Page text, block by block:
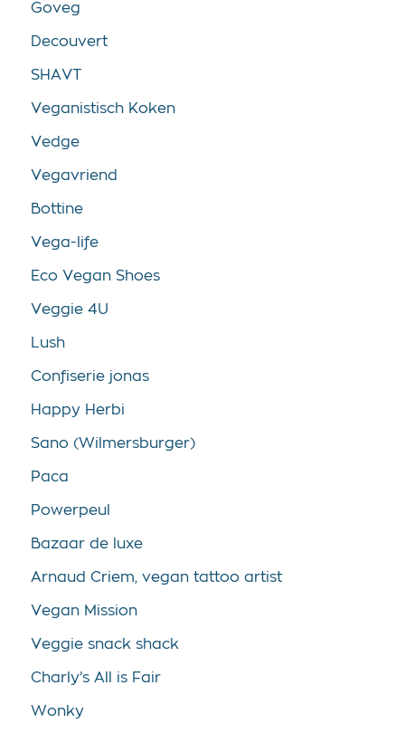
Goveg
Decouvert
SHAVT
Veganistisch Koken
Vedge
Vegavriend
Bottine
Vega-life
Eco Vegan Shoes
Veggie 4U
Lush
Confiserie jonas
Happy Herbi
Sano (Wilmersburger)
Paca
Powerpeul
Bazaar de luxe
Arnaud Criem, vegan tattoo artist
Vegan Mission
Veggie snack shack
Charly’s All is Fair
Wonky